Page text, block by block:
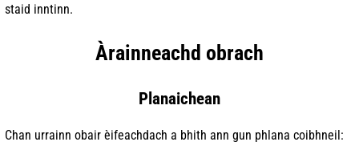
staid inntinn.
Àrainneachd obrach
Planaichean
Chan urrainn obair èifeachdach a bhith ann gun phlana coibhneil: